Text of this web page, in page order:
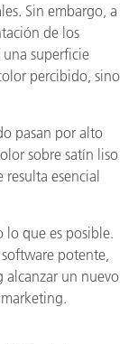
Sin embargo, a
de los
superficie
percibido, sino
pasan por alto
sobre satín liso
resulta esencial
lo que es posible.
potente,
alcanzar un nuevo